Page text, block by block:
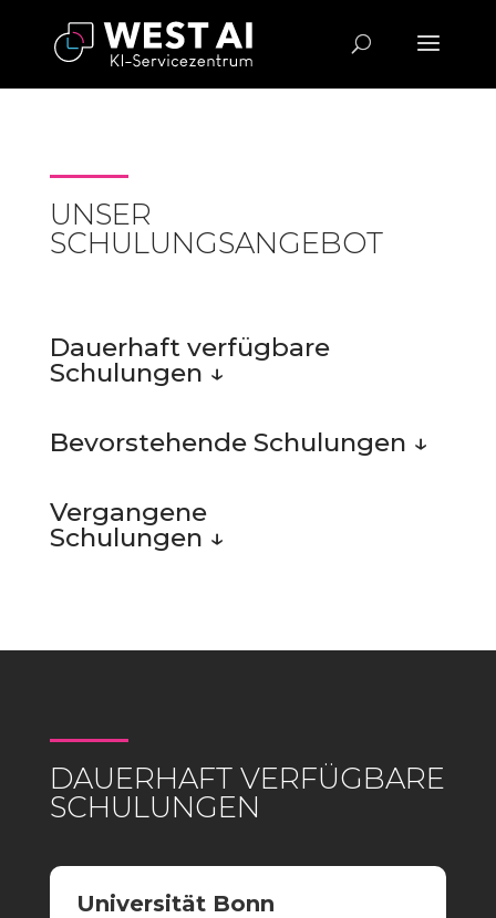
UNSER
SCHULUNGSANGEBOT
Dauerhaft verfügbare
Schulungen ↓
Bevorstehende Schulungen ↓
Vergangene
Schulungen ↓
DAUERHAFT VERFÜGBARE
SCHULUNGEN
Universität Bonn